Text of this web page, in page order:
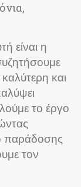
είναι η
και
το έργο
παράδοσης
τον